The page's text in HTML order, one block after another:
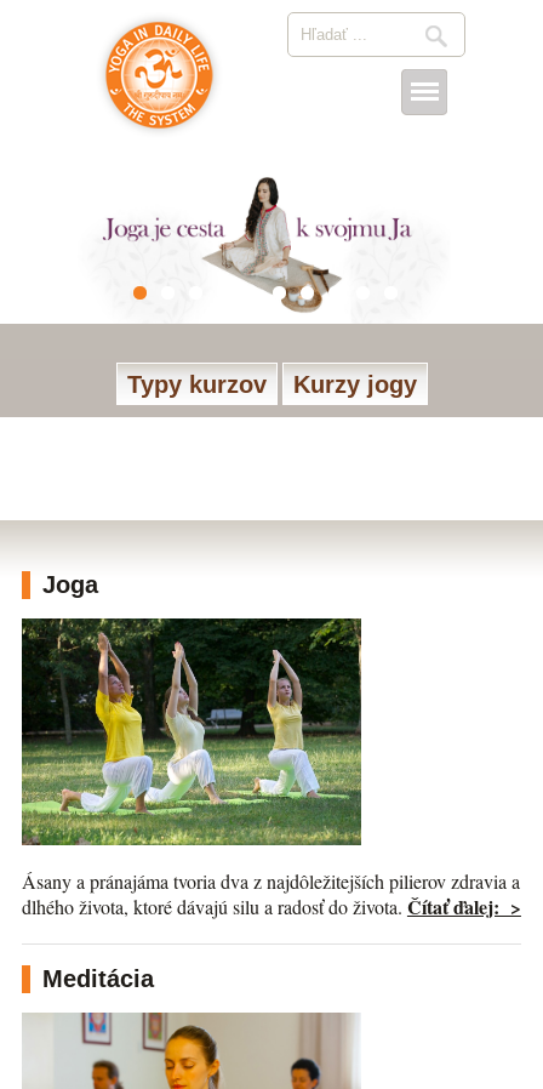
Typy kurzov Kurzy jogy
Joga
Ásany a pránajáma tvoria dva z najdôležitejších pilierov zdravia a
dlhého života, ktoré dávajú silu a radosť do života. Čítať ďalej: >
Meditácia